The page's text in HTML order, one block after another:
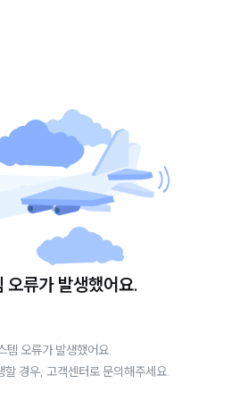
오류가 발생했어요.
템 오류가 발생했어요.
할 경우, 고객센터로 문의해주세요.